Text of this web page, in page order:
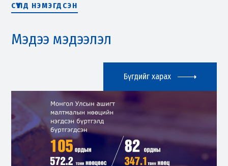
СҮҮЛД НЭМЭГДСЭН
Мэдээ мэдээлэл
Бүгдийг харах